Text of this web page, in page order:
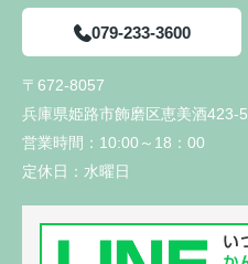
079-233-3600
〒672-8057
兵庫県姫路市飾磨区恵美酒423-5
営業時間： 10:00～18：00
定休日： 水曜日